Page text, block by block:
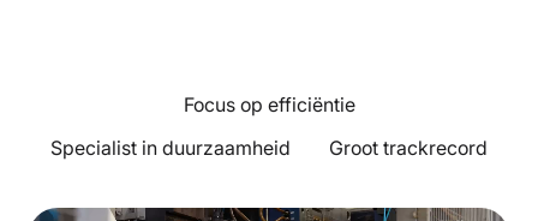
Focus op efficiëntie
Specialist in duurzaamheid
Groot trackrecord